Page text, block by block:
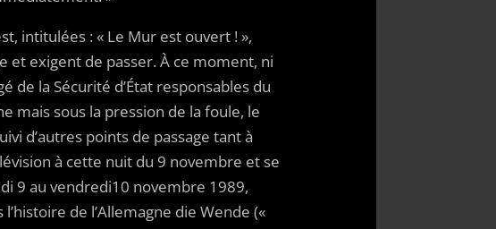
intitulées : « Le Mur est ouvert ! »,
et exigent de passer. À ce moment, ni
la Sécurité d’État responsables du
mais sous la pression de la foule, le
d’autres points de passage tant à
à cette nuit du 9 novembre et se
9 au vendredi10 novembre 1989,
de l’Allemagne die Wende («